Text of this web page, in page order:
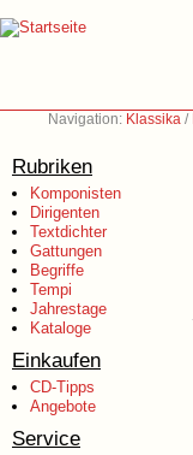
Navigation: Klassika /
Rubriken
Komponisten
Dirigenten
Textdichter
Gattungen
Begriffe
Tempi
Jahrestage
Kataloge
Einkaufen
CD-Tipps
Angebote
Service